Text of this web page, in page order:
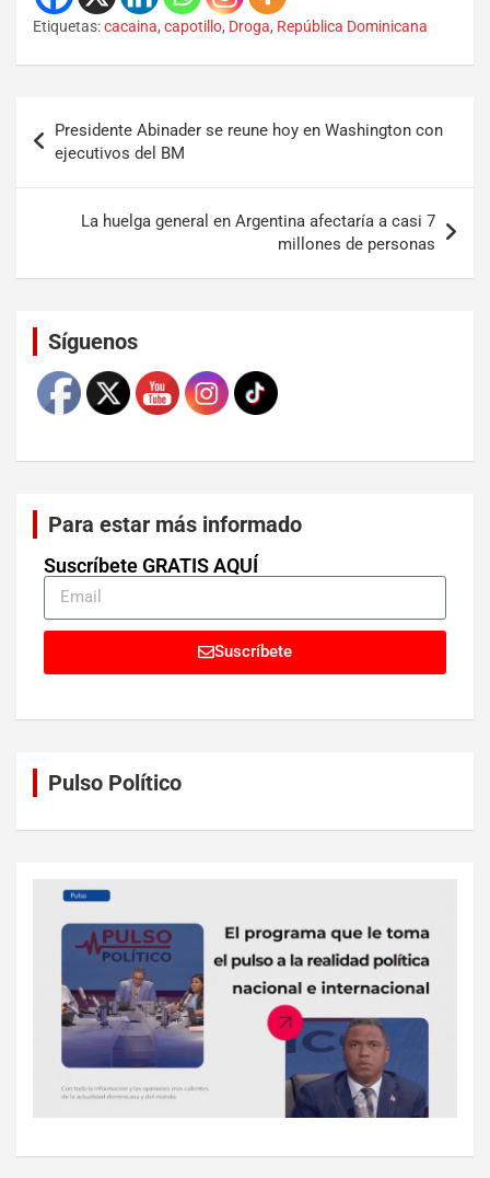
Etiquetas:cacaina, capotillo, Droga, República Dominicana
Presidente Abinader se reune hoy en Washington con
ejecutivos del BM
La huelga general en Argentina afectaría a casi 7
millones de personas
Síguenos
Para estar más informado
Suscríbete GRATIS AQUÍ
Suscríbete
Pulso Político